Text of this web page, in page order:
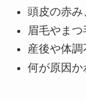
頭皮の赤み
眉毛やま
産後や体調
何が原因か